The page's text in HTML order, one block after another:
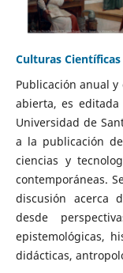
Culturas Científicas
Publicación anual
abierta, es
Universidad de
a la publicación
ciencias y
contemporáneas.
discusión acerca
desde
epistemológicas,
didácticas,